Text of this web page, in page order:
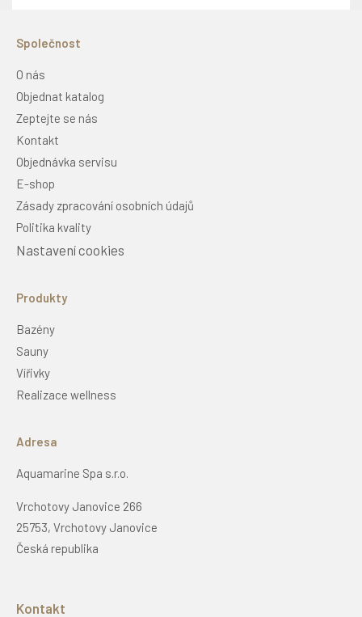
Společnost
O nás
Objednat katalog
Zeptejte se nás
Kontakt
Objednávka servisu
E-shop
Zásady zpracování osobních údajů
Politika kvality
Nastavení cookies
Produkty
Bazény
Sauny
Vířivky
Realizace wellness
Adresa
Aquamarine Spa s.r.o.
Vrchotovy Janovice 266
25753, Vrchotovy Janovice
Česká republika
Kontakt